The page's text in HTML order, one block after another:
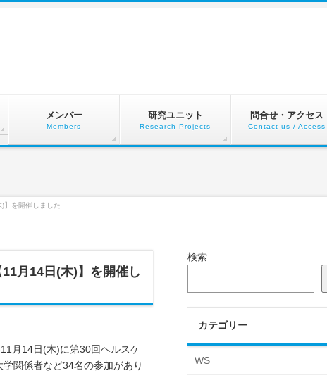
メンバー
Members
研究ユニット
Research Projects
問合せ・アクセス
Contact us / Access
】を開催しました
月14日(木)】を開催し
月14日(木)に第30回ヘルスケ
関係者など34名の参加があり
検索
カテゴリー
WS